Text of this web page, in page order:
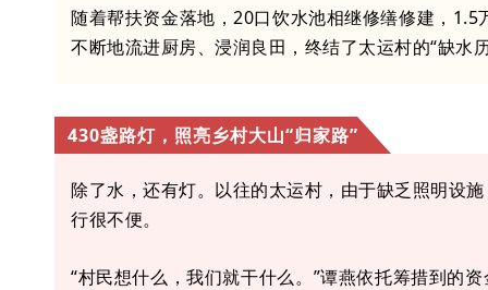
随着帮扶资金落地，20口饮水池相继修缮修建，
不断地流进厨房、浸润良田，终结了太运村的“缺水
430盏路灯，照亮乡村大山“归家路”
除了水，还有灯。以往的太运村，由于缺乏照明设
行很不便。
“村民想什么，我们就干什么。”谭燕依托筹措到的